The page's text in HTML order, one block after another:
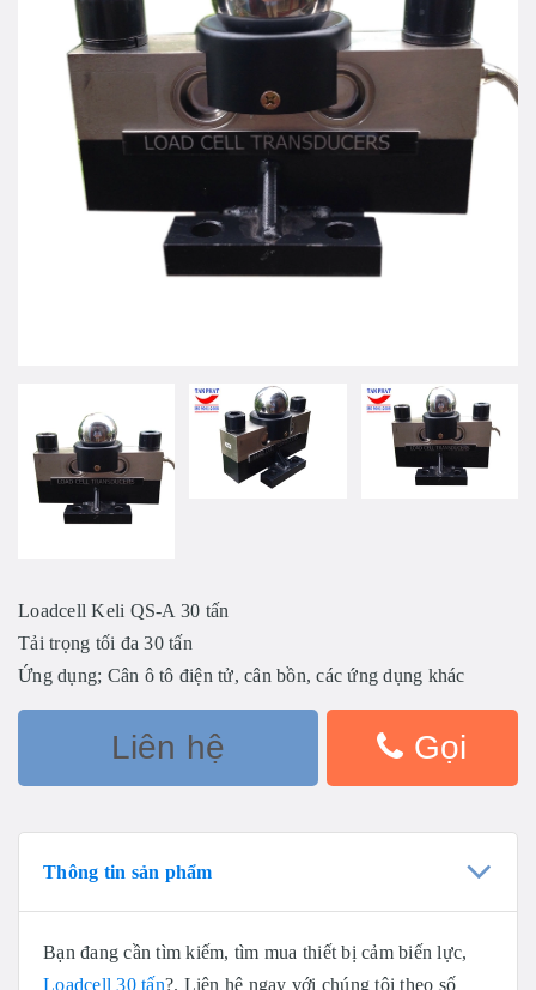
Loadcell Keli QS-A 30 tấn
Tải trọng tối đa 30 tấn
Ứng dụng; Cân ô tô điện tử, cân bồn, các ứng dụng khác
Liên hệ Gọi
Thông tin sản phẩm
Bạn đang cần tìm kiếm, tìm mua thiết bị cảm biến lực,
Loadcell 30 tấn?. Liên hệ ngay với chúng tôi theo số